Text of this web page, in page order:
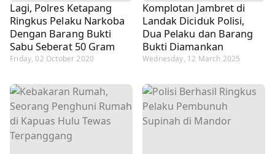
Lagi, Polres Ketapang
Ringkus Pelaku Narkoba
Dengan Barang Bukti
Sabu Seberat 50 Gram
Friday, 02 October 2020
Komplotan Jambret di
Landak Diciduk Polisi,
Dua Pelaku dan Barang
Bukti Diamankan
Wednesday, 12 March 2025